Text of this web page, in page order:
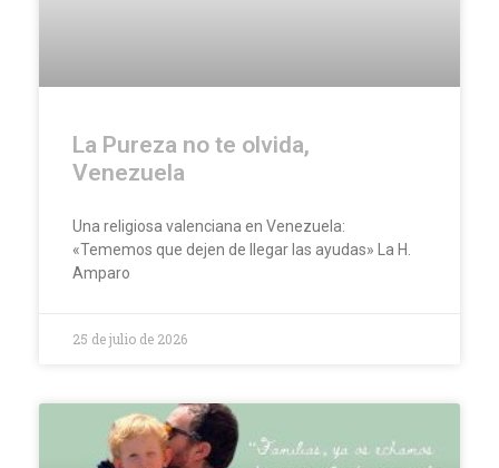
La Pureza no te olvida,
Venezuela
Una religiosa valenciana en Venezuela:
«Tememos que dejen de llegar las ayudas» La H.
Amparo
25 de julio de 2026